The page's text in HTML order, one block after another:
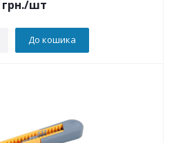
грн./шт
До кошика